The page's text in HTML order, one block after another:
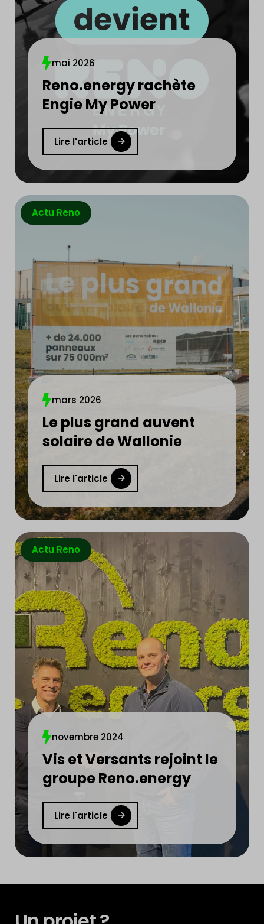
mai 2026
Reno.energy rachète
Engie My Power
Lire l'article
Actu Reno
mars 2026
Le plus grand auvent
solaire de Wallonie
Lire l'article
Actu Reno
novembre 2024
Vis et Versants rejoint le
groupe Reno.energy
Lire l'article